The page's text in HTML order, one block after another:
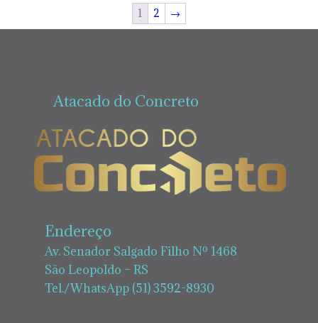
1 2 →
Atacado do Concreto
Endereço
Av. Senador Salgado Filho Nº 1468
São Leopoldo – RS
Tel./WhatsApp (51) 3592-8930